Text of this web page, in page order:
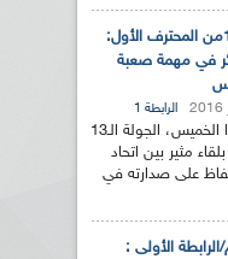
الجولة 13من المحترف الأول:
في مهمة صعبة
الرابطة 1
تفتتح، هذا الخميس، الجولة الـ13
مثير بين اتحاد
على صدارته في
الرابطة الأولى :